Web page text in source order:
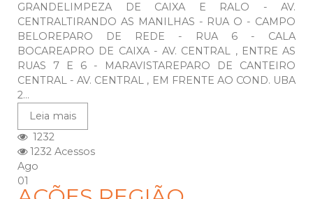
GRANDELIMPEZA DE CAIXA E RALO - AV.
CENTRALTIRANDO AS MANILHAS - RUA O - CAMPO
BELOREPARO DE REDE - RUA 6 - CALA
BOCAREAPRO DE CAIXA - AV. CENTRAL , ENTRE AS
RUAS 7 E 6 - MARAVISTAREPARO DE CANTEIRO
CENTRAL - AV. CENTRAL , EM FRENTE AO COND. UBA
2...
Leia mais
1232
1232 Acessos
Ago
01